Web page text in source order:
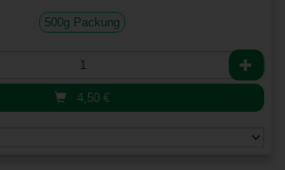
500g Packung
4,50 €